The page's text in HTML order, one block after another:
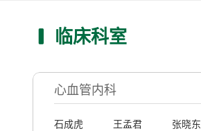
临床科室
心血管内科
石成虎 王孟君 张晓东